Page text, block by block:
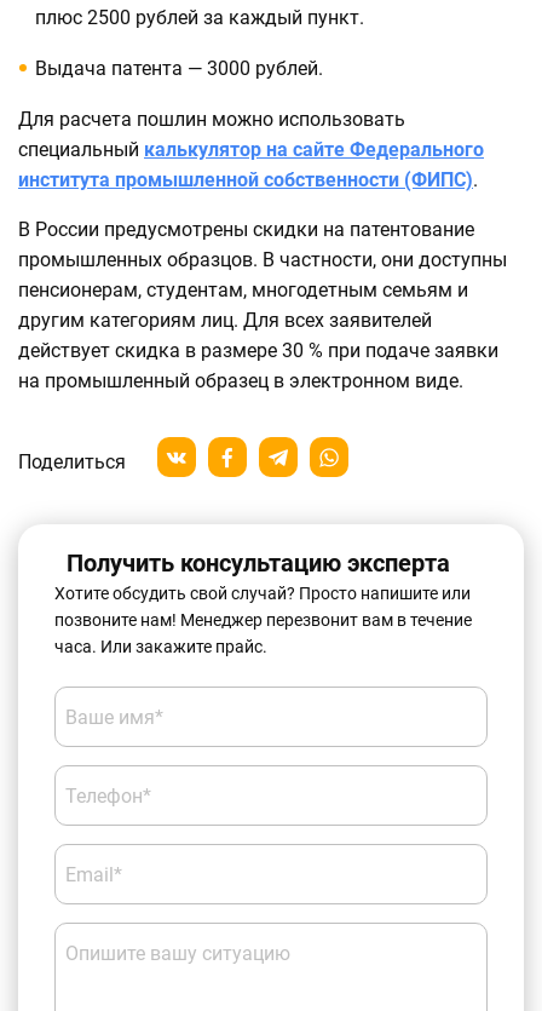
плюс 2500 рублей за каждый пункт.
Выдача патента — 3000 рублей.
Для расчета пошлин можно использовать
специальный калькулятор на сайте Федерального
института промышленной собственности (ФИПС).
В России предусмотрены скидки на патентование
промышленных образцов. В частности, они доступны
пенсионерам, студентам, многодетным семьям и
другим категориям лиц. Для всех заявителей
действует скидка в размере 30 % при подаче заявки
на промышленный образец в электронном виде.
Поделиться
Получить консультацию эксперта
Хотите обсудить свой случай? Просто напишите или
позвоните нам! Менеджер перезвонит вам в течение
часа. Или закажите прайс.
Ваше имя*
Телефон*
Email*
Опишите вашу ситуацию